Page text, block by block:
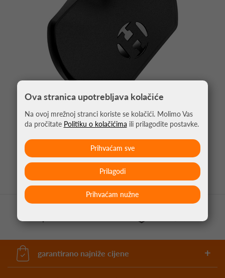
ALAT ZA IZMJENU PIKADO ŠPICA QUICK POINT
5,95 €
garantirano najniže cijene
Ova stranica upotrebljava kolačiće
Na ovoj mrežnoj stranci koriste se kolačići. Molimo Vas
da pročitate Politiku o kolačićima ili prilagodite postavke.
Prihvaćam nužne
Prilagodi
Prihvaćam sve